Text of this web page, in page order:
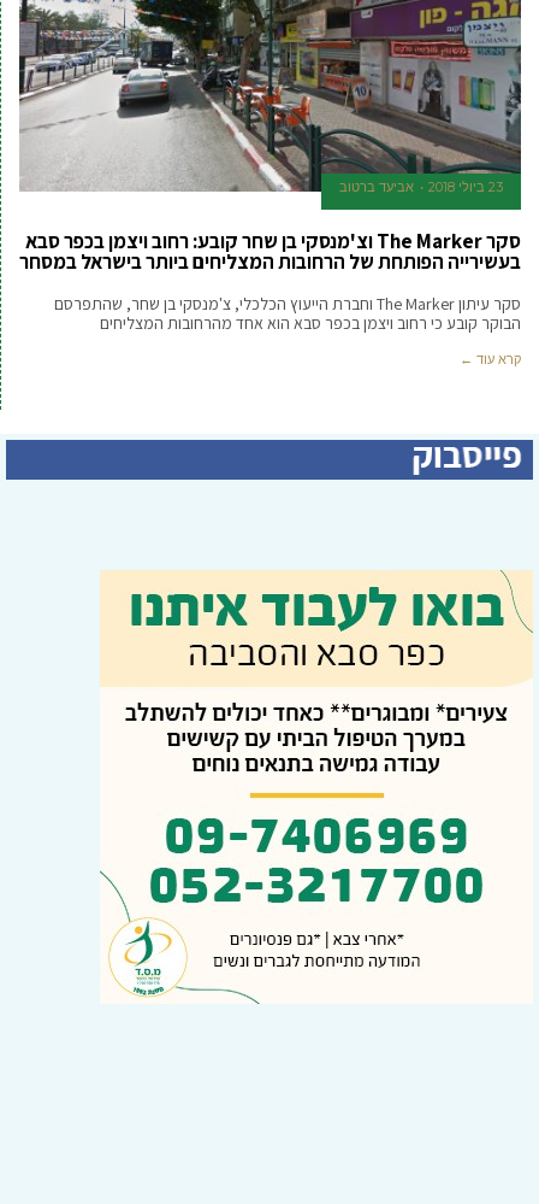
23 ביולי 2018 אביעד ברטוב
סקר The Marker וצ'מנסקי בן שחר קובע: רחוב ויצמן בכפר סבא
בעשירייה הפותחת של הרחובות המצליחים ביותר בישראל במסחר
סקר עיתון The Marker וחברת הייעוץ הכלכלי, צ'מנסקי בן שחר, שהתפרסם
הבוקר קובע כי רחוב ויצמן בכפר סבא הוא אחד מהרחובות המצליחים
קרא עוד ←